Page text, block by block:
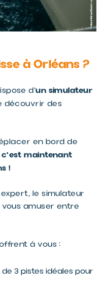
à Orléans ?
d'un simulateur
découvrir des
en bord de
maintenant
!
le simulateur
amuser entre
à vous :
3 pistes idéales pour